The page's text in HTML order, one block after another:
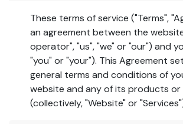
These terms of service ("Terms",
an agreement between the
operator", "us", "we" or "our") and
"you" or "your"). This Agreement
general terms and conditions of
website and any of its products or
(collectively, "Website" or